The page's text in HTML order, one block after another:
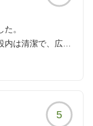
。
内は清潔で、広
ョンがもう少し
149112?
5